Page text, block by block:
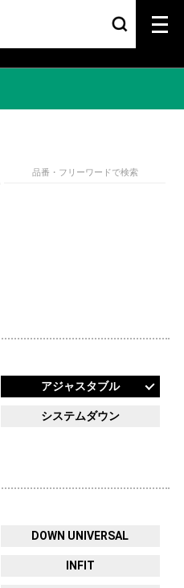
品番・フリーワードで検索
アジャスタブル
システムダウン
DOWN UNIVERSAL
INFIT